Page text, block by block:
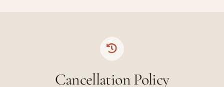
Cancellation Policy